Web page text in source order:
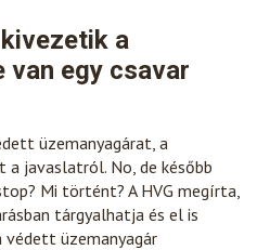
a
van egy csavar
üzemanyagárat, a
javaslatról. No, de később
Mi történt? A HVG megírta,
tárgyalhatja és el is
védett üzemanyagár